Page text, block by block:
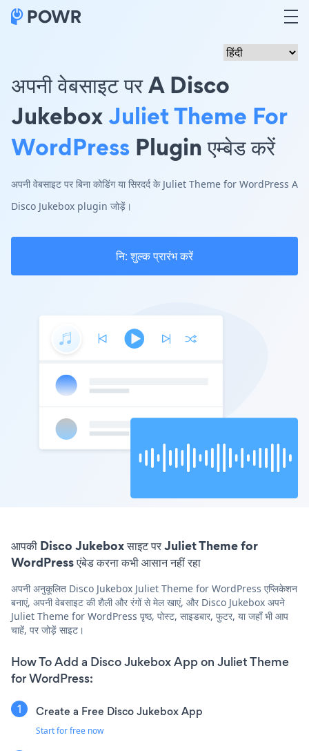
अपनी वेबसाइट पर A Disco
JukeboxJuliet Theme For
WordPress Plugin एम्बेड करें
अपनी वेबसाइट पर बिना कोडिंग या सिरदर्द के Juliet Theme for WordPress A
Disco Jukebox plugin जोड़ें।
नि: शुल्क प्रारंभ करें
आपकी Disco Jukebox साइट पर Juliet Theme for
WordPress एंबेड करना कभी आसान नहीं रहा
अपनी अनुकूलित Disco Jukebox Juliet Theme for WordPress एप्लिकेशन
बनाएं, अपनी वेबसाइट की शैली और रंगों से मेल खाएं, और Disco Jukebox अपने
Juliet Theme for WordPress पृष्ठ, पोस्ट, साइडबार, फुटर, या जहाँ भी आप
चाहें, पर जोड़ें साइट।
How To Add a Disco Jukebox App on Juliet Theme
for WordPress:
Create a Free Disco Jukebox App
Start for free now